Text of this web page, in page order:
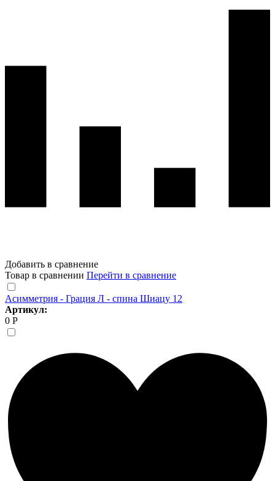
Добавить в сравнение
Товар в сравнении Перейти в сравнение
Асимметрия - Грация Л - спина Шиацу 12
Артикул:
0 Р